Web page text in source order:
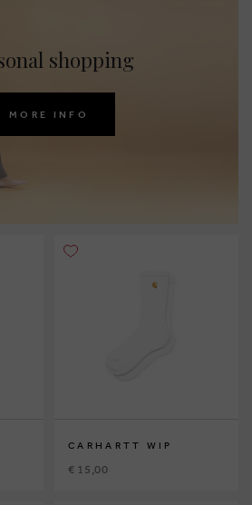
shopping
MORE INFO
CARHARTT WIP
€ 15,00